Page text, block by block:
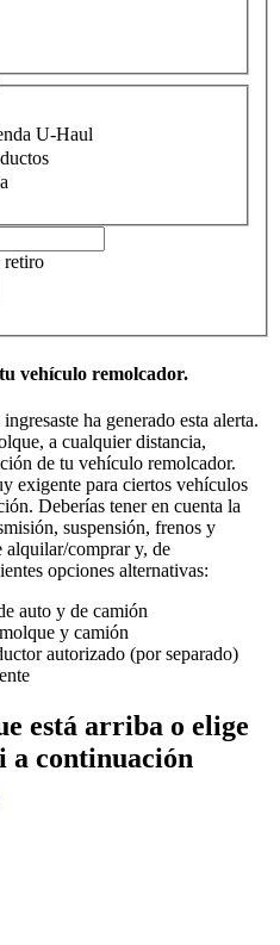
U-Haul
retiro
vehículo remolcador.
ha generado esta alerta.
a cualquier distancia,
de tu vehículo remolcador.
exigente para ciertos vehículos
Deberías tener en cuenta la
suspensión, frenos y
alquilar/comprar y, de
opciones alternativas:
auto y de camión
y camión
autorizado (por separado)
está arriba o elige
a continuación